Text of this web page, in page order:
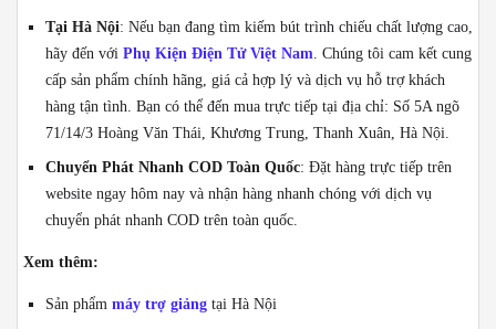
Tại Hà Nội: Nếu bạn đang tìm kiếm bút trình chiếu chất lượng cao,
hãy đến với Phụ Kiện Điện Tử Việt Nam. Chúng tôi cam kết cung
cấp sản phẩm chính hãng, giá cả hợp lý và dịch vụ hỗ trợ khách
hàng tận tình. Bạn có thể đến mua trực tiếp tại địa chỉ: Số 5A ngõ
71/14/3 Hoàng Văn Thái, Khương Trung, Thanh Xuân, Hà Nội.
Chuyển Phát Nhanh COD Toàn Quốc: Đặt hàng trực tiếp trên
website ngay hôm nay và nhận hàng nhanh chóng với dịch vụ
chuyển phát nhanh COD trên toàn quốc.
Xem thêm:
Sản phẩm máy trợ giảng tại Hà Nội